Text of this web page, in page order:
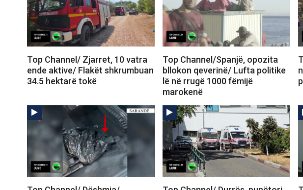
Top Channel/ Zjarret, 10 vatra
ende aktive/ Flakët shkrumbuan
34.5 hektarë tokë
Top Channel/Spanjë, opozita
bllokon qeverinë/ Lufta politike
lë në rrugë 1000 fëmijë
marokenë